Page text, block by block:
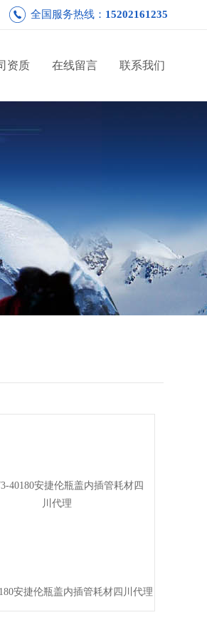
全国服务热线： 15202161235
资质 在线留言 联系我们
安捷伦瓶盖内插管耗材四川代理